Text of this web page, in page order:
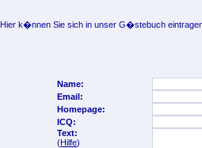
Hier k�nnen Sie sich in unser G�stebuch
Name:
Email:
Homepage:
ICQ:
Text:
(Hilfe)